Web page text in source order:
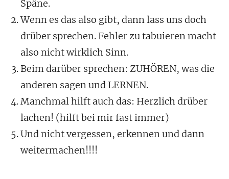
Späne.
Wenn es das also gibt, dann lass uns doch
drüber sprechen. Fehler zu tabuieren macht
also nicht wirklich Sinn.
Beim darüber sprechen: ZUHÖREN, was die
anderen sagen und LERNEN.
Manchmal hilft auch das: Herzlich drüber
lachen! (hilft bei mir fast immer)
Und nicht vergessen, erkennen und dann
weitermachen!!!!